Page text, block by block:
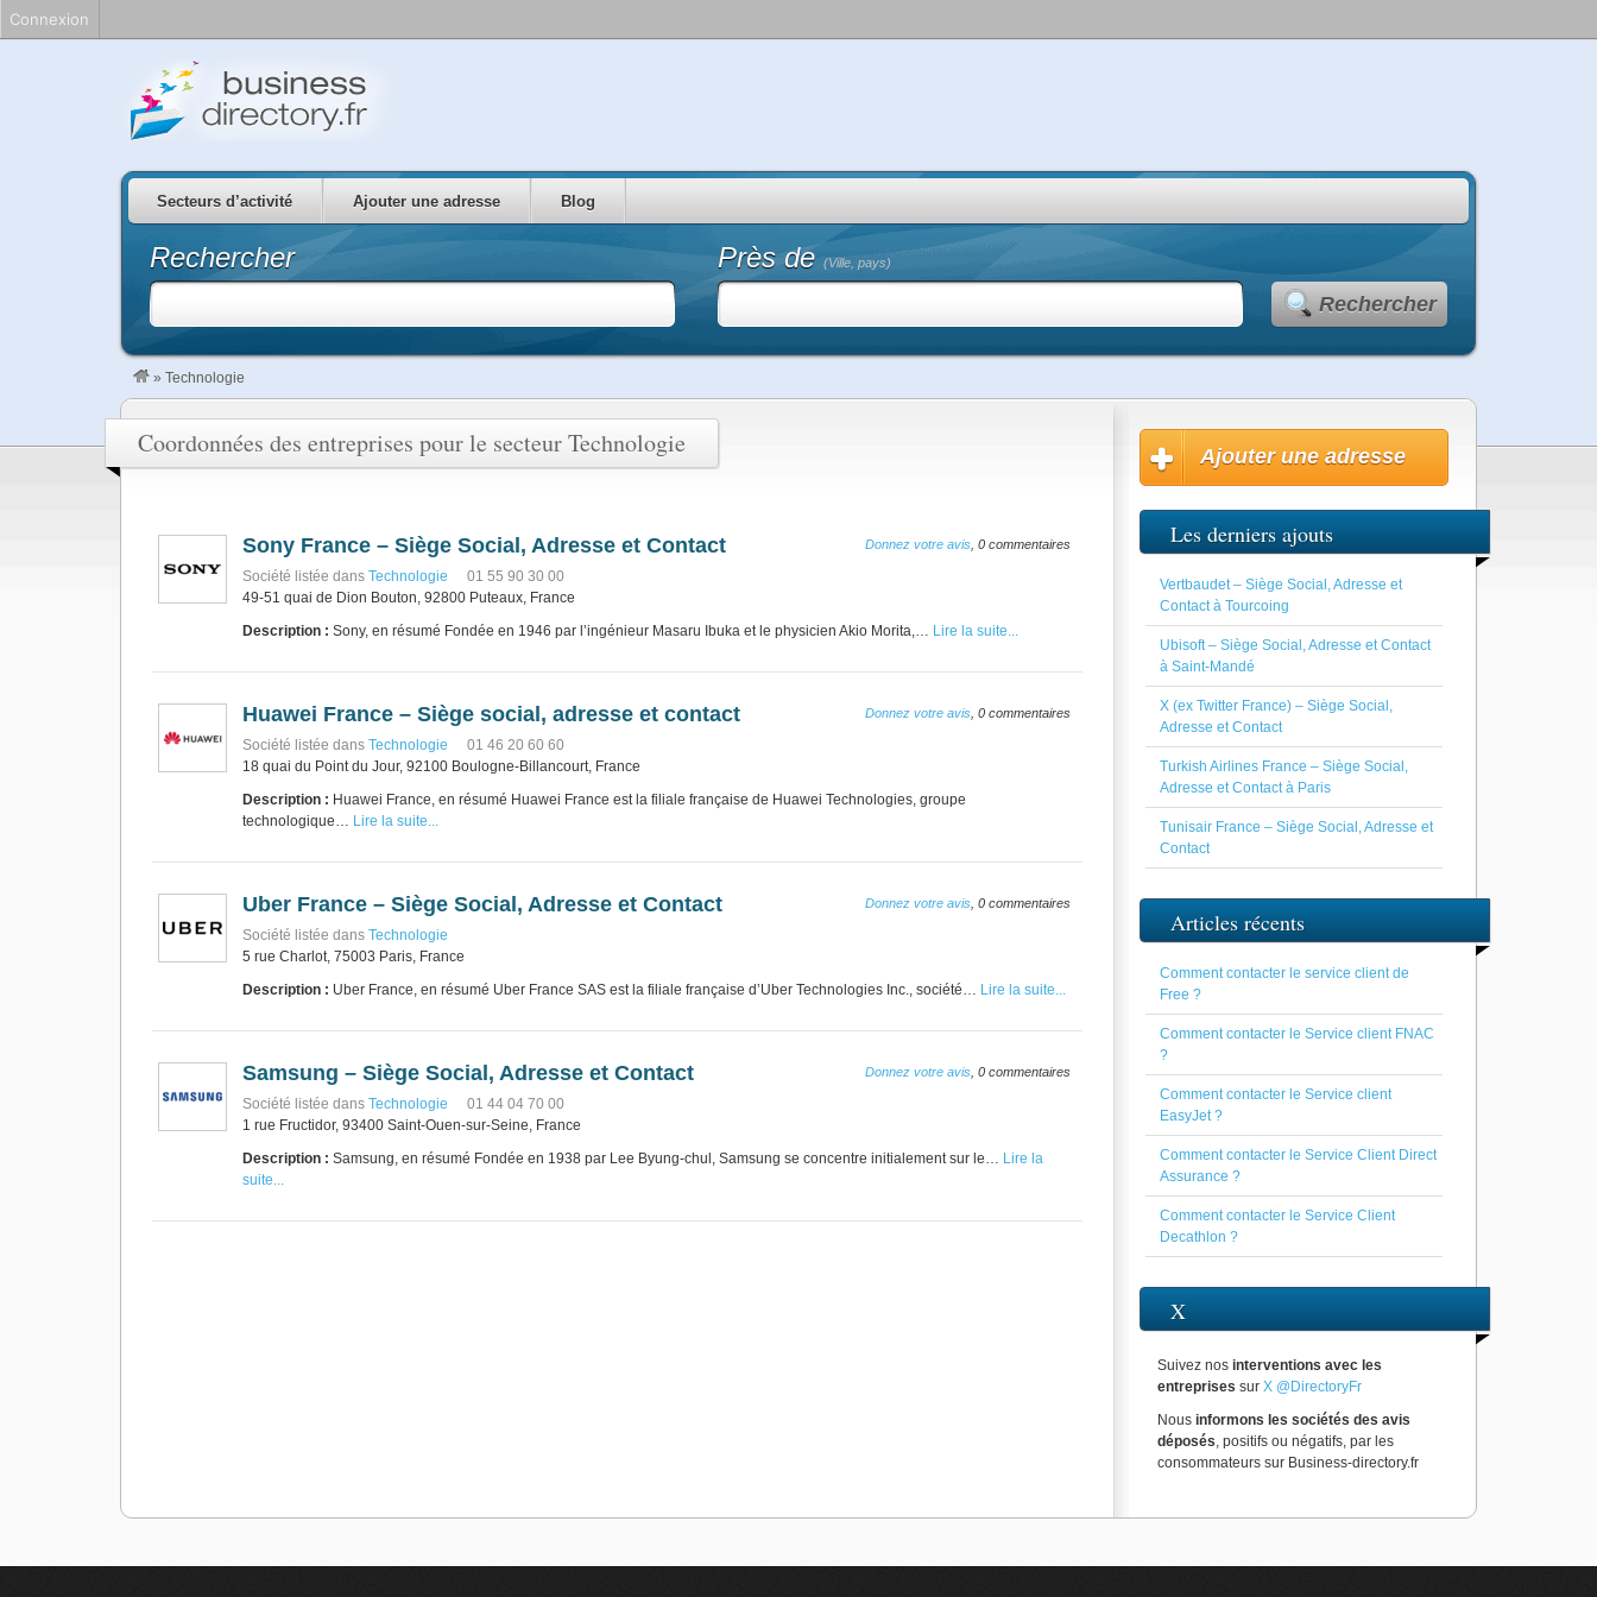
Secteurs d’activité Ajouter une adresse Blog
Rechercher Près de (Ville, pays)
Rechercher
» Technologie
Coordonnées des entreprises pour le secteur Technologie
Donnez votre avis , 0 commentaires
Sony France – Siège Social, Adresse et Contact
Société listée dans Technologie
01 55 90 30 00
49-51 quai de Dion Bouton, 92800 Puteaux, France
Description : Sony, en résumé Fondée en 1946 par l’ingénieur Masaru Ibuka et le physicien Akio Morita,… Lire la suite...
Donnez votre avis , 0 commentaires
Huawei France – Siège social, adresse et contact
Société listée dans Technologie
01 46 20 60 60
18 quai du Point du Jour, 92100 Boulogne-Billancourt, France
Description : Huawei France, en résumé Huawei France est la filiale française de Huawei Technologies, groupe
technologique… Lire la suite...
Donnez votre avis , 0 commentaires
Uber France – Siège Social, Adresse et Contact
Société listée dans Technologie
5 rue Charlot, 75003 Paris, France
Description : Uber France, en résumé Uber France SAS est la filiale française d’Uber Technologies Inc., société… Lire la suite...
Donnez votre avis , 0 commentaires
Samsung – Siège Social, Adresse et Contact
Société listée dans Technologie
01 44 04 70 00
1 rue Fructidor, 93400 Saint-Ouen-sur-Seine, France
Description : Samsung, en résumé Fondée en 1938 par Lee Byung-chul, Samsung se concentre initialement sur le… Lire la
suite...
Ajouter une adresse
Les derniers ajouts
Vertbaudet – Siège Social, Adresse et
Contact à Tourcoing
Ubisoft – Siège Social, Adresse et Contact
à Saint-Mandé
X (ex Twitter France) – Siège Social,
Adresse et Contact
Turkish Airlines France – Siège Social,
Adresse et Contact à Paris
Tunisair France – Siège Social, Adresse et
Contact
Articles récents
Comment contacter le service client de
Free ?
Comment contacter le Service client FNAC
?
Comment contacter le Service client
EasyJet ?
Comment contacter le Service Client Direct
Assurance ?
Comment contacter le Service Client
Decathlon ?
X
Suivez nos interventions avec les
entreprises sur X @DirectoryFr
Nous informons les sociétés des avis
déposés, positifs ou négatifs, par les
consommateurs sur Business-directory.fr
Connexion